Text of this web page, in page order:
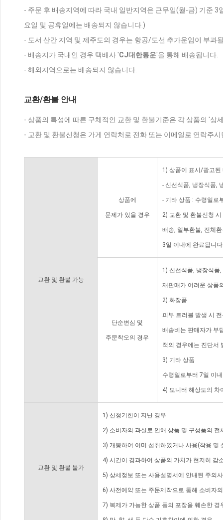
- 주문 후 배송지역에 따라 국내 일반지역은 근무일(월-금) 기준
요일 및 공휴일에는 배송되지 않습니다.)
- 도서 산간 지역 및 제주도의 경우는 항공/도선 추가운임이 부과
- 배송지가 국내인 경우 택배사 'CJ대한통운'을 통해 배송됩니다.
- 해외지역으로는 배송되지 않습니다.
교환/환불 안내
- 상품의 특성에 따른 구체적인 교환 및 환불기준은 각 상품의 '상
- 교환 및 환불신청은 가게 연락처로 전화 또는 이메일로 연락주
교환 및 환불 가능
상품에
문제가 있을 경우
1) 상품이 표시/광고된
- 신선식품, 냉장식품,
- 기타 상품 : 수령일로
2) 교환 및 환불신청
배송, 일부환불, 전체
3일 이내에 완료됩니
단순변심 및
주문착오의 경우
1) 신선식품, 냉장식품
재판매가 어려운 상품
2) 화장품
피부 트러블 발생 시
배송비는 판매자가 부
적의 경우에는 진단서
3) 기타 상품
수령일로부터 7일 이
4) 모니터 해상도의 차
교환 및 환불 불가
1) 신청기한이 지난 경우
2) 소비자의 과실로 인해 상품 및 구성품의
3) 개봉하여 이미 섭취하였거나 사용(착용 및
4) 시간이 경과하여 상품의 가치가 현저히 감
5) 상세정보 또는 사용설명서에 안내된 주의
6) 사전예약 또는 주문제작으로 통해 소비자
7) 복제가 가능한 상품 등의 포장을 훼손한 경